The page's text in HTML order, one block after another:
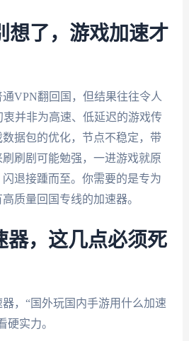
想了，游戏加速才
VPN翻回国，但结果往往令人
并非为高速、低延迟的游戏传
据包的优化，节点不稳定，带
刷剧可能勉强，一进游戏就原
退接踵而至。你需要的是专为
质量回国专线的加速器。
器，这几点必须死
，“国外玩国内手游用什么加速
硬实力。